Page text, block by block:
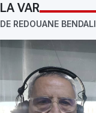
LA VAR
DE REDOUANE BENDALI